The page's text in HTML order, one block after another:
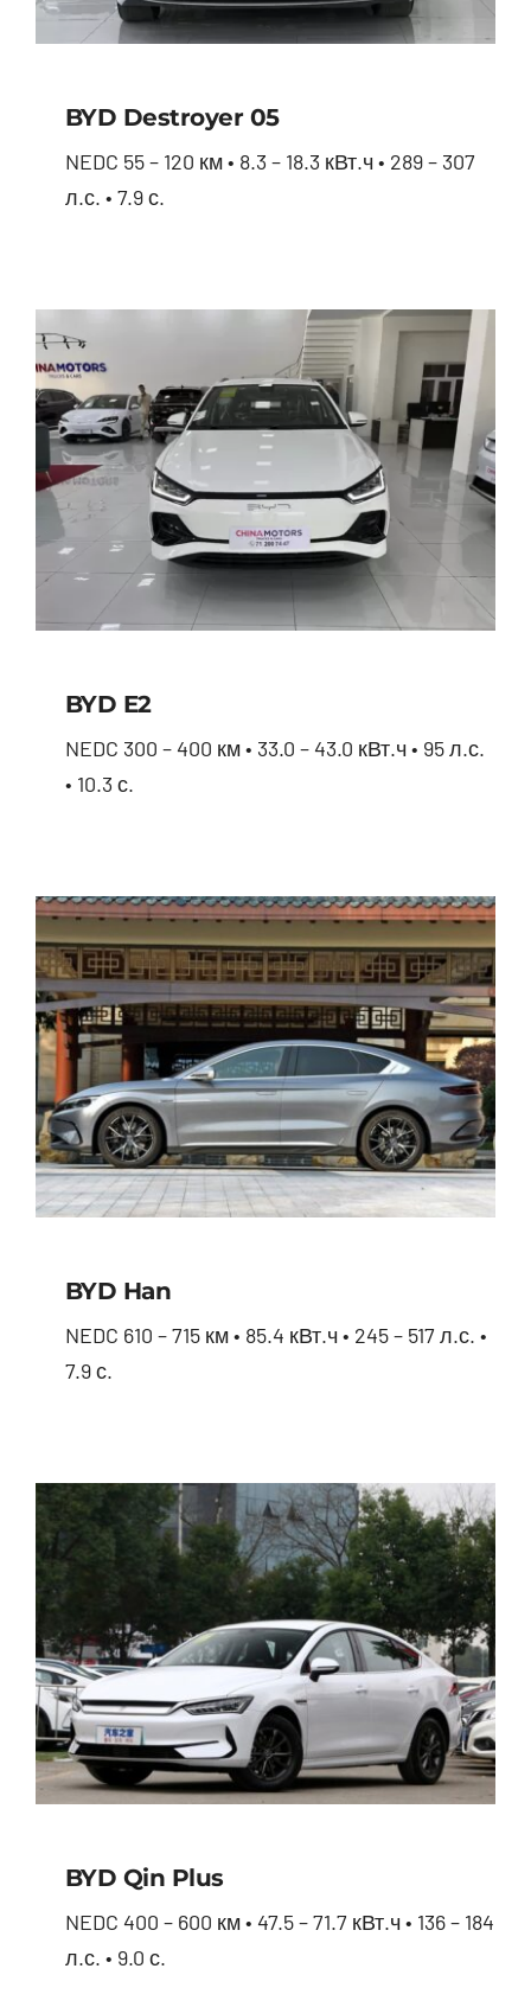
BYD Destroyer 05
NEDC 55 – 120 км • 8.3 – 18.3 кВт.ч • 289 – 307
л.с. • 7.9 с.
BYD E2
NEDC 300 – 400 км • 33.0 – 43.0 кВт.ч • 95 л.с.
• 10.3 с.
BYD Han
NEDC 610 – 715 км • 85.4 кВт.ч • 245 – 517 л.с. •
7.9 с.
BYD Qin Plus
NEDC 400 – 600 км • 47.5 – 71.7 кВт.ч • 136 – 184
л.с. • 9.0 с.